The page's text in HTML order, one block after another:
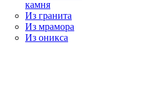
камня
Из гранита
Из мрамора
Из оникса